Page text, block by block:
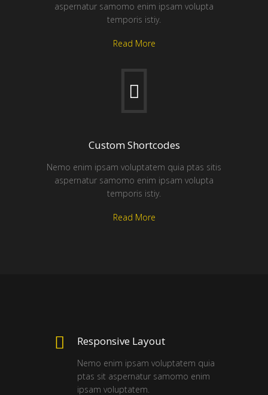
aspernatur samomo enim ipsam volupta
temporis istiy.
Read More
Custom Shortcodes
Nemo enim ipsam voluptatem quia ptas sitis
aspernatur samomo enim ipsam volupta
temporis istiy.
Read More
Responsive Layout
Nemo enim ipsam voluptatem quia
ptas sit aspernatur samomo enim
ipsam voluptatem.